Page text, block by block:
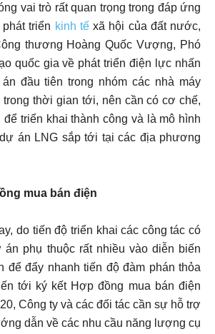
vai trò rất quan trọng trong đáp ứng
triển kinh tếxã hội của đất nước,
thương Hoàng Quốc Vượng, Phó
quốc gia về phát triển điện lực nhấn
đầu tiên trong nhóm các nhà máy
trong thời gian tới, nên cần có cơ chế,
triển khai thành công và là mô hình
án LNG sắp tới tại các địa phương
mua bán điện
do tiến độ triển khai các công tác có
án phụ thuộc rất nhiều vào diễn biến
để đẩy nhanh tiến độ đàm phán thỏa
tới ký kết Hợp đồng mua bán điện
Công ty và các đối tác cần sự hỗ trợ
dẫn về các nhu cầu năng lượng cụ